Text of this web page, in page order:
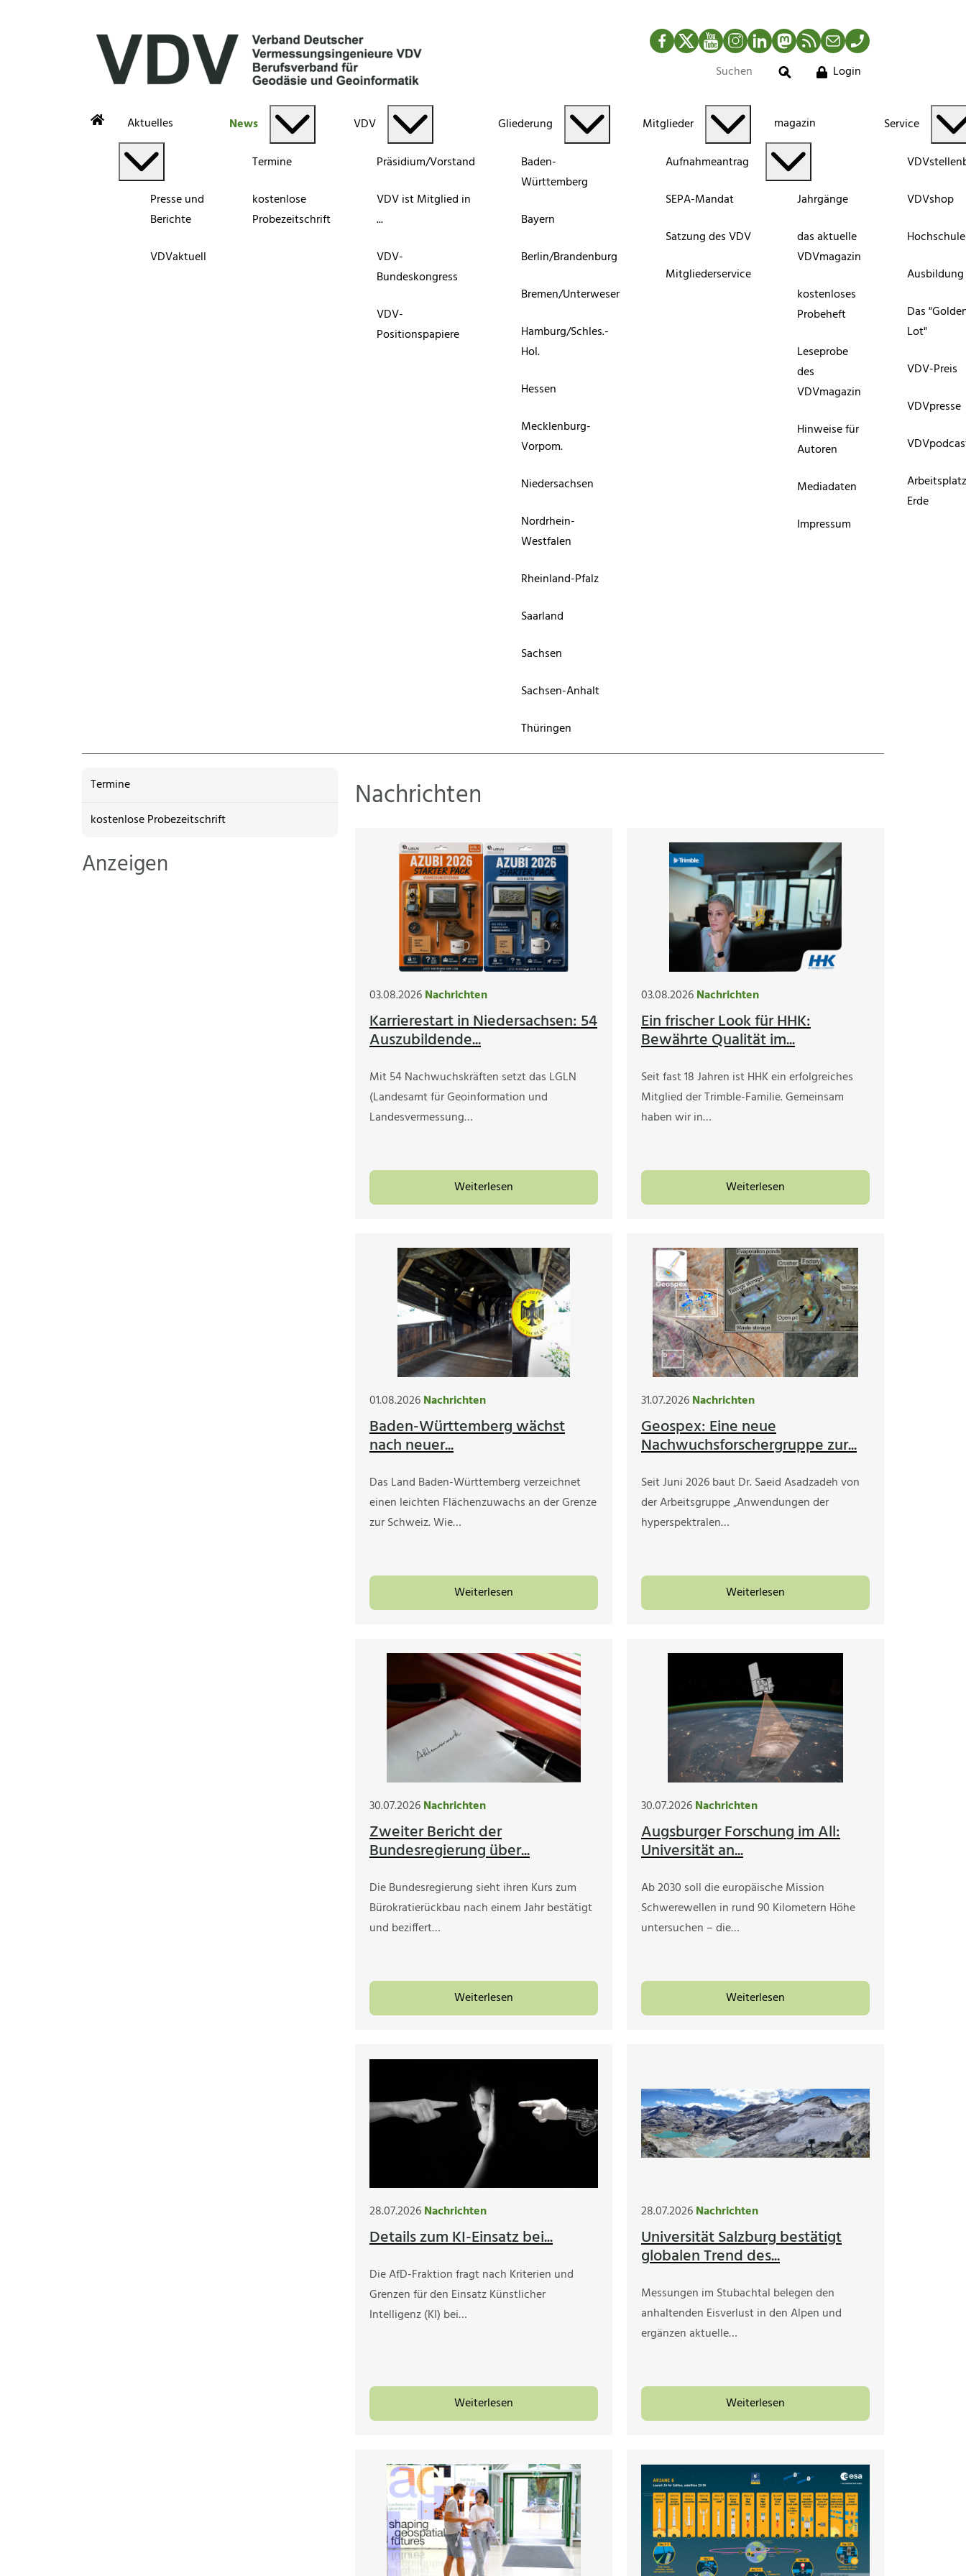
Facebook
TwitterYouTubeInstagram
LinkedInMastodonRSS-Newsfeed
MailTelefon
Suche
Login
Aktuelles
Presse und
Berichte
VDVaktuell
News
Termine
kostenlose
Probezeitschrift
VDV
Präsidium/Vorstand
VDV ist Mitglied in
...
VDV-
Bundeskongress
VDV-
Positionspapiere
Gliederung
Baden-
Württemberg
Bayern
Berlin/Brandenburg
Bremen/Unterweser
Hamburg/Schles.-
Hol.
Hessen
Mecklenburg-
Vorpom.
Niedersachsen
Nordrhein-
Westfalen
Rheinland-Pfalz
Saarland
Sachsen
Sachsen-Anhalt
Thüringen
Mitglieder
Aufnahmeantrag
SEPA-Mandat
Satzung des VDV
Mitgliederservice
magazin
Jahrgänge
das aktuelle
VDVmagazin
kostenloses
Probeheft
Leseprobe
des
VDVmagazin
Hinweise für
Autoren
Mediadaten
Impressum
Service
VDVshop
Ausbildung
Das
Lot"
VDV-Preis
VDVpresse
Erde
Termine
kostenlose Probezeitschrift
Anzeigen
Nachrichten
03.08.2026Nachrichten
Karrierestart in Niedersachsen: 54
Auszubildende...
Mit 54 Nachwuchskräften setzt das LGLN
(Landesamt für Geoinformation und
Landesvermessung…
Weiterlesen
03.08.2026Nachrichten
Ein frischer Look für HHK:
Bewährte Qualität im...
Seit fast 18 Jahren ist HHK ein erfolgreiches
Mitglied der Trimble-Familie. Gemeinsam
haben wir in…
Weiterlesen
01.08.2026Nachrichten
Baden-Württemberg wächst
nach neuer...
Das Land Baden-Württemberg verzeichnet
einen leichten Flächenzuwachs an der Grenze
zur Schweiz. Wie…
Weiterlesen
31.07.2026Nachrichten
Geospex: Eine neue
Nachwuchsforschergruppe zur...
Seit Juni 2026 baut Dr. Saeid Asadzadeh von
der Arbeitsgruppe „Anwendungen der
hyperspektralen…
Weiterlesen
30.07.2026Nachrichten
Zweiter Bericht der
Bundesregierung über...
Die Bundesregierung sieht ihren Kurs zum
Bürokratierückbau nach einem Jahr bestätigt
und beziffert…
Weiterlesen
30.07.2026Nachrichten
Augsburger Forschung im All:
Universität an...
Ab 2030 soll die europäische Mission
Schwerewellen in rund 90 Kilometern Höhe
untersuchen – die…
Weiterlesen
28.07.2026Nachrichten
Details zum KI-Einsatz bei...
Die AfD-Fraktion fragt nach Kriterien und
Grenzen für den Einsatz Künstlicher
Intelligenz (KI) bei…
Weiterlesen
28.07.2026Nachrichten
Universität Salzburg bestätigt
globalen Trend des...
Messungen im Stubachtal belegen den
anhaltenden Eisverlust in den Alpen und
ergänzen aktuelle…
Weiterlesen